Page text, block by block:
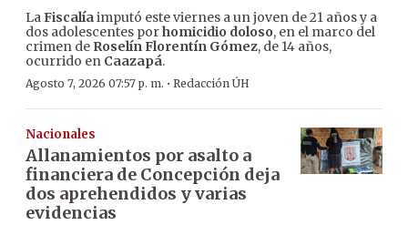
LaFiscalíaimputó este viernes a un joven de 21 años y a
dos adolescentes porhomicidio doloso, en el marco del
crimen de Roselín Florentín Gómez, de 14 años,
ocurrido en Caazapá.
Agosto 7, 2026 07:57 p. m. · Redacción ÚH
Nacionales
Allanamientos por asalto a
financiera de Concepción deja
dos aprehendidos y varias
evidencias